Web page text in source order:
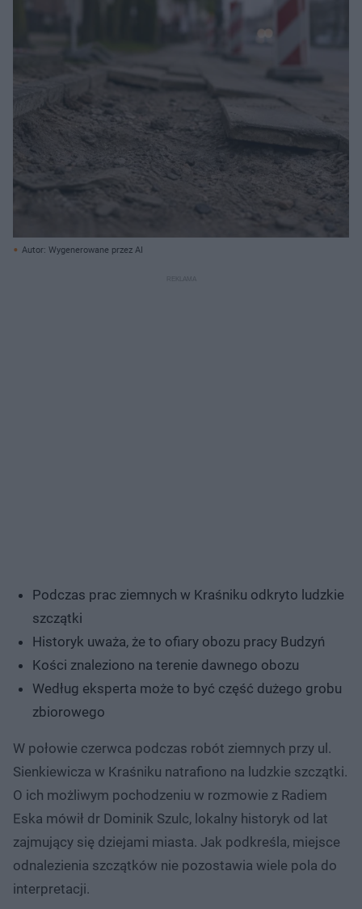
Autor: Wygenerowane przez AI
Podczas prac ziemnych w Kraśniku odkryto ludzkie
szczątki
Historyk uważa, że to ofiary obozu pracy Budzyń
Kości znaleziono na terenie dawnego obozu
Według eksperta może to być część dużego grobu
zbiorowego
W połowie czerwca podczas robót ziemnych przy ul.
Sienkiewicza w Kraśniku natrafiono na ludzkie szczątki.
O ich możliwym pochodzeniu w rozmowie z Radiem
Eska mówił dr Dominik Szulc, lokalny historyk od lat
zajmujący się dziejami miasta. Jak podkreśla, miejsce
odnalezienia szczątków nie pozostawia wiele pola do
interpretacji.